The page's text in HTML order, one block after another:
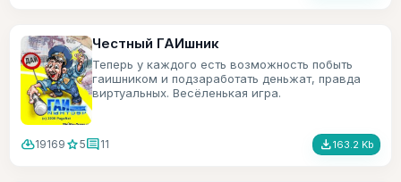
Честный ГАИшник
Теперь у каждого есть возможность побыть
гаишником и подзаработать деньжат, правда
виртуальных. Весёленькая игра.
cloud_download19169 star5comment11 file_download163.2 Kb